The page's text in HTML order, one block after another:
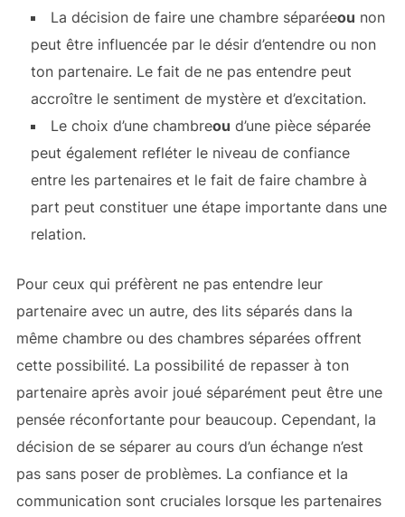
La décision de faire une chambre séparéeou non
peut être influencée par le désir d’entendre ou non
ton partenaire. Le fait de ne pas entendre peut
accroître le sentiment de mystère et d’excitation.
Le choix d’une chambreou d’une pièce séparée
peut également refléter le niveau de confiance
entre les partenaires et le fait de faire chambre à
part peut constituer une étape importante dans une
relation.
Pour ceux qui préfèrent ne pas entendre leur
partenaire avec un autre, des lits séparés dans la
même chambre ou des chambres séparées offrent
cette possibilité. La possibilité de repasser à ton
partenaire après avoir joué séparément peut être une
pensée réconfortante pour beaucoup. Cependant, la
décision de se séparer au cours d’un échange n’est
pas sans poser de problèmes. La confiance et la
communication sont cruciales lorsque les partenaires